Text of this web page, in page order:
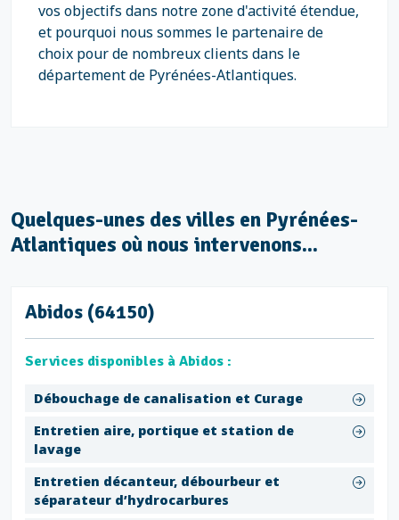
vos objectifs dans notre zone d'activité étendue,
et pourquoi nous sommes le partenaire de
choix pour de nombreux clients dans le
département de Pyrénées-Atlantiques.
Quelques-unes des villes en Pyrénées-
Atlantiques où nous intervenons...
Abidos (64150)
Services disponibles à Abidos :
Débouchage de canalisation et Curage
Entretien aire, portique et station de
lavage
Entretien décanteur, débourbeur et
séparateur d’hydrocarbures